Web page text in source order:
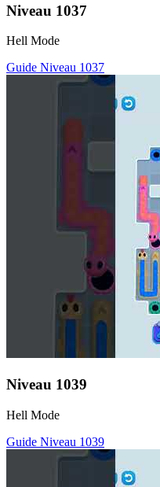
Niveau 1037
Hell Mode
Guide Niveau 1037
Niveau 1039
Hell Mode
Guide Niveau 1039